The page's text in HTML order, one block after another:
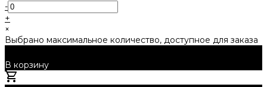
-
+
×
Выбрано максимальное количество, доступное для заказа
В корзину